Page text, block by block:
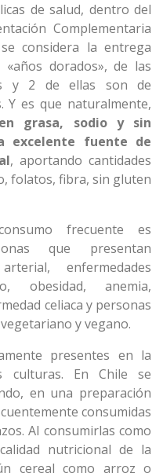
de salud, dentro del
Complementaria
considera la entrega
dorados», de las
y 2 de ellas son de
Y es que naturalmente,
grasa, sodio y sin
excelente fuente de
, aportando cantidades
folatos, fibra, sin gluten
frecuente es
que presentan
enfermedades
obesidad, anemia,
celiaca y personas
y vegano.
presentes en la
culturas. En Chile se
en una preparación
consumidas
Al consumirlas como
nutricional de la
cereal como arroz o